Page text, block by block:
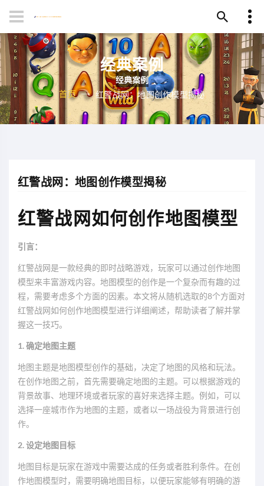
经典案例
首页 红警战网：地图创作模型揭秘
红警战网：地图创作模型揭秘
红警战网如何创作地图模型
引言：
红警战网是一款经典的即时战略游戏，玩家可以通过创作地图
模型来丰富游戏内容。地图模型的创作是一个复杂而有趣的过
程，需要考虑多个方面的因素。本文将从随机选取的8个方面对
红警战网如何创作地图模型进行详细阐述，帮助读者了解并掌
握这一技巧。
1. 确定地图主题
地图主题是地图模型创作的基础，决定了地图的风格和玩法。
在创作地图之前，首先需要确定地图的主题。可以根据游戏的
背景故事、地理环境或者玩家的喜好来选择主题。例如，可以
选择一座城市作为地图的主题，或者以一场战役为背景进行创
作。
2. 设定地图目标
地图目标是玩家在游戏中需要达成的任务或者胜利条件。在创
作地图模型时，需要明确地图目标，以便玩家能够有明确的游